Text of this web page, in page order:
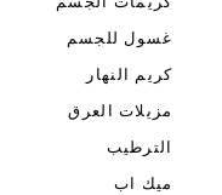
غسول للجسم
كريم النهار
مزيلات العرق
الترطيب
ميك اب